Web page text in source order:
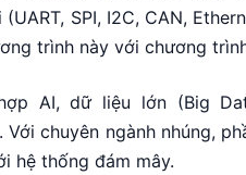
SPI, I2C, CAN,
trình này với chương
AI, dữ liệu lớn (Big
chuyên ngành nhúng,
hệ thống đám mây.